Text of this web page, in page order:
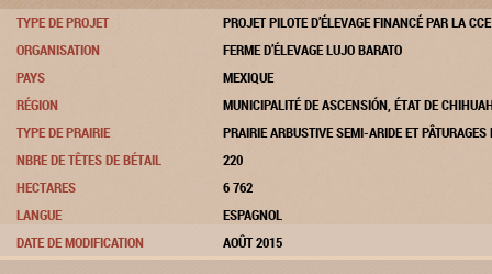
TYPE DE PROJET
PROJET PILOTE D’ÉLEVAGE FINANCÉ PAR LA CCE
ORGANISATION
FERME D’ÉLEVAGE LUJO BARATO
PAYS
MEXIQUE
RÉGION
MUNICIPALITÉ DE ASCENSIÓN, ÉTAT DE
TYPE DE PRAIRIE
PRAIRIE ARBUSTIVE SEMI-ARIDE ET
NBRE DE TÊTES DE BÉTAIL
220
HECTARES
6 762
LANGUE
ESPAGNOL
DATE DE MODIFICATION
AOÛT 2015